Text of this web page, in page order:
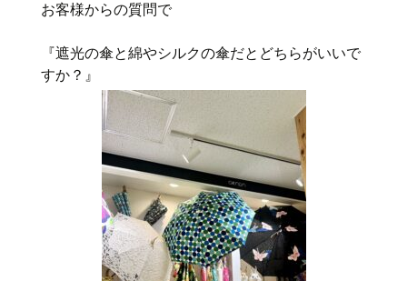
お客様からの質問で
『遮光の傘と綿やシルクの傘だとどちらがいいで
すか？』